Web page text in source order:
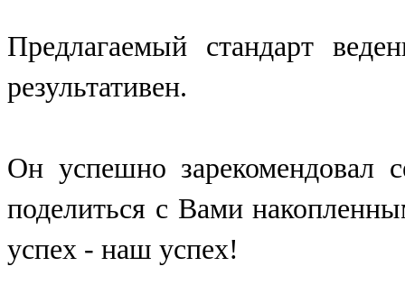
Предлагаемый стандарт
результативен.
Он успешно
поделиться с Вами
успех - наш успех!